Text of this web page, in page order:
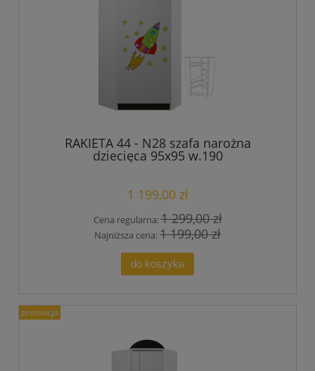
RAKIETA 44 - N28 szafa narożna
dziecięca 95x95 w.190
1 199,00 zł
Cena regularna:1 299,00 zł
Najniższa cena:1 199,00 zł
do koszyka
promocja